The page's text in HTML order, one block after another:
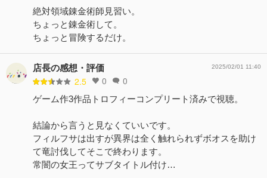
絶対領域錬金術師見習い。
ちょっと錬金術して。
ちょっと冒険するだけ。
店長の感想・評価
2.5 0 0
2025/02/01 11:40
ゲーム作3作品トロフィーコンプリート済みで視聴。
結論から言うと見なくていいです。
フィルフサは出すが異界は全く触れられずボオスを助け
て竜討伐してそこで終わります。
常闇の女王ってサブタイトル付け…